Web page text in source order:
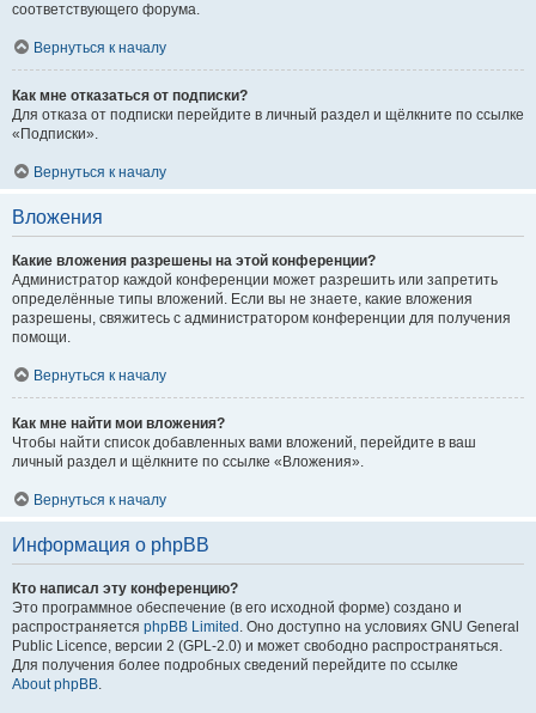
соответствующего форума.
Вернуться к началу
Как мне отказаться от подписки?
Для отказа от подписки перейдите в личный раздел и щёлкните по ссылке
«Подписки».
Вернуться к началу
Вложения
Какие вложения разрешены на этой конференции?
Администратор каждой конференции может разрешить или запретить
определённые типы вложений. Если вы не знаете, какие вложения
разрешены, свяжитесь с администратором конференции для получения
помощи.
Вернуться к началу
Как мне найти мои вложения?
Чтобы найти список добавленных вами вложений, перейдите в ваш
личный раздел и щёлкните по ссылке «Вложения».
Вернуться к началу
Информация о phpBB
Кто написал эту конференцию?
Это программное обеспечение (в его исходной форме) создано и
распространяется phpBB Limited . Оно доступно на условиях GNU General
Public Licence, версии 2 (GPL-2.0) и может свободно распространяться.
Для получения более подробных сведений перейдите по ссылке
About phpBB.